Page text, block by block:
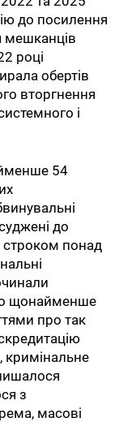
до посилення
мешканців
році
обертів
вторгнення
і
54
до
строком понад
щонайменше
про так
кримінальне
з
масові